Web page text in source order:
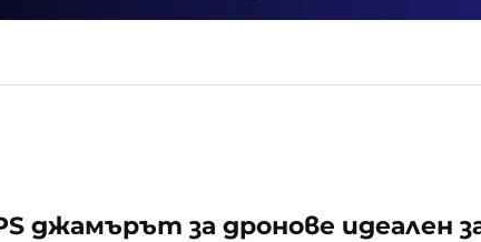
джамърът за дронове идеален